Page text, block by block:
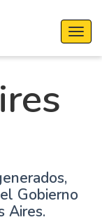
Gobierno
Aires.